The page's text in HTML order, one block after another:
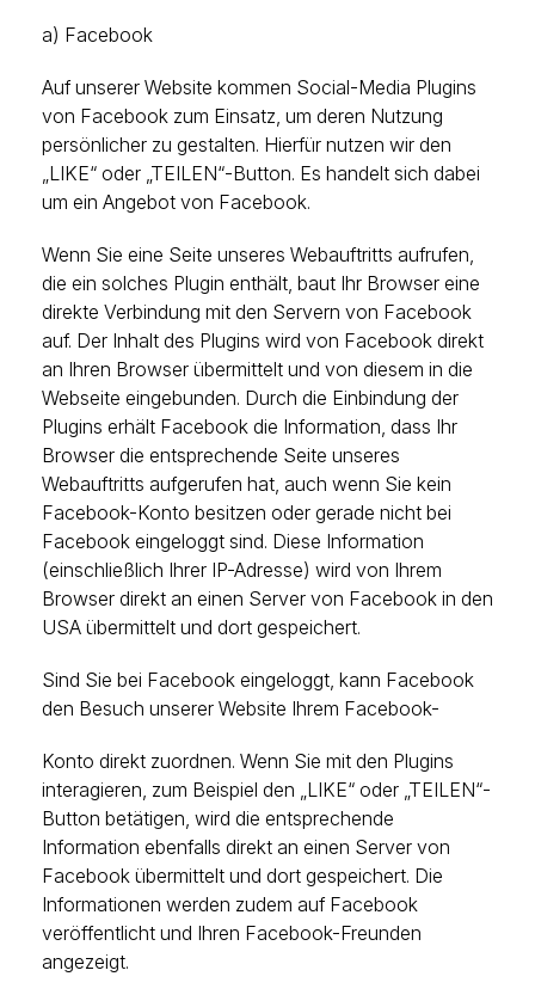
a) Facebook
Auf unserer Website kommen Social-Media Plugins
von Facebook zum Einsatz, um deren Nutzung
persönlicher zu gestalten. Hierfür nutzen wir den
„LIKE“ oder „TEILEN“-Button. Es handelt sich dabei
um ein Angebot von Facebook.
Wenn Sie eine Seite unseres Webauftritts aufrufen,
die ein solches Plugin enthält, baut Ihr Browser eine
direkte Verbindung mit den Servern von Facebook
auf. Der Inhalt des Plugins wird von Facebook direkt
an Ihren Browser übermittelt und von diesem in die
Webseite eingebunden. Durch die Einbindung der
Plugins erhält Facebook die Information, dass Ihr
Browser die entsprechende Seite unseres
Webauftritts aufgerufen hat, auch wenn Sie kein
Facebook-Konto besitzen oder gerade nicht bei
Facebook eingeloggt sind. Diese Information
(einschließlich Ihrer IP-Adresse) wird von Ihrem
Browser direkt an einen Server von Facebook in den
USA übermittelt und dort gespeichert.
Sind Sie bei Facebook eingeloggt, kann Facebook
den Besuch unserer Website Ihrem Facebook-
Konto direkt zuordnen. Wenn Sie mit den Plugins
interagieren, zum Beispiel den „LIKE“ oder „TEILEN“-
Button betätigen, wird die entsprechende
Information ebenfalls direkt an einen Server von
Facebook übermittelt und dort gespeichert. Die
Informationen werden zudem auf Facebook
veröffentlicht und Ihren Facebook-Freunden
angezeigt.